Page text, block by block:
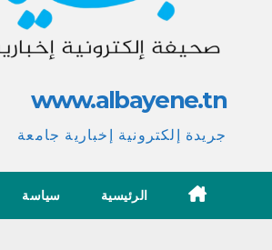
www.albayene.tn
جريدة إلكترونية إخبارية جامعة
الرئيسية سياسة